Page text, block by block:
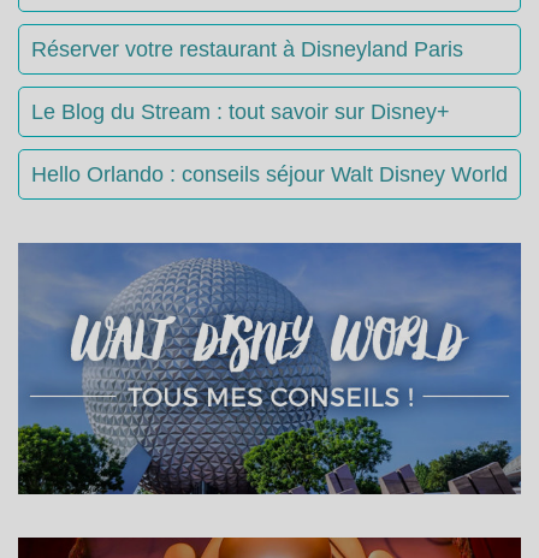
Réserver votre restaurant à Disneyland Paris
Le Blog du Stream : tout savoir sur Disney+
Hello Orlando : conseils séjour Walt Disney World